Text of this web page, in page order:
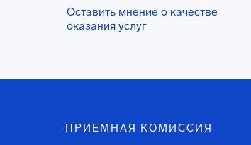
Оставить мнение о качестве
оказания услуг
ПРИЕМНАЯ КОМИССИЯ